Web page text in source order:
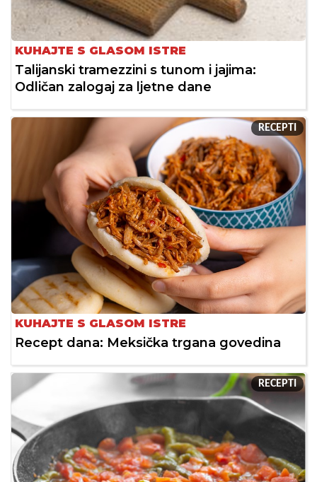
KUHAJTE S GLASOM ISTRE
Talijanski tramezzini s tunom i jajima:
Odličan zalogaj za ljetne dane
RECEPTI
KUHAJTE S GLASOM ISTRE
Recept dana: Meksička trgana govedina
RECEPTI